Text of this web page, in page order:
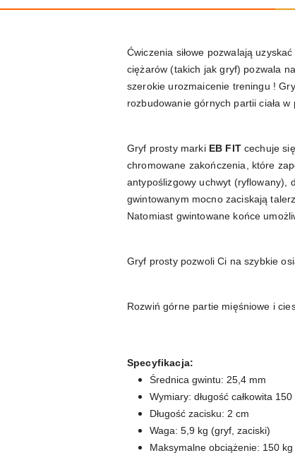
Ćwiczenia siłowe pozwalają
ciężarów (takich jak gryf) pozwala
szerokie urozmaicenie treningu !
rozbudowanie górnych partii ciała w
Gryf prosty marki EB FITcechuje
chromowane zakończenia, które
antypoślizgowy uchwyt (ryflowany),
gwintowanym mocno zaciskają
Natomiast gwintowane końce
Gryf prosty pozwoli Ci na szybkie
Rozwiń górne partie mięśniowe i
Specyfikacja:
Średnica gwintu: 25,4 mm
Wymiary: długość całkowita
Długość zacisku: 2 cm
Waga: 5,9 kg (gryf, zaciski)
Maksymalne obciążenie: 150 kg